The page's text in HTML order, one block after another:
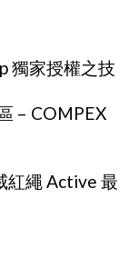
獨家授權之技
– COMPEX
紅繩 Active 最